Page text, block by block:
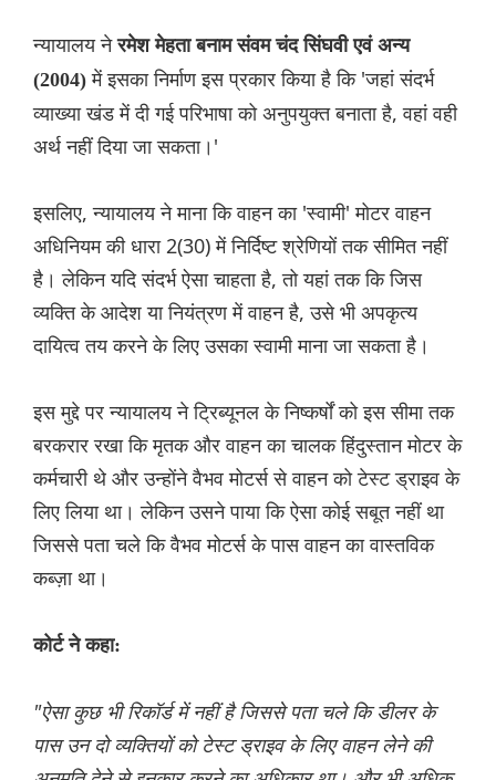
न्यायालय नेरमेश मेहता बनाम संवम चंद सिंघवी एवं अन्य
(2004)में इसका निर्माण इस प्रकार किया है कि 'जहां संदर्भ
व्याख्या खंड में दी गई परिभाषा को अनुपयुक्त बनाता है, वहां वही
अर्थ नहीं दिया जा सकता।'
इसलिए, न्यायालय ने माना कि वाहन का 'स्वामी' मोटर वाहन
अधिनियम की धारा 2(30) में निर्दिष्ट श्रेणियों तक सीमित नहीं
है। लेकिन यदि संदर्भ ऐसा चाहता है, तो यहां तक ​​कि जिस
व्यक्ति के आदेश या नियंत्रण में वाहन है, उसे भी अपकृत्य
दायित्व तय करने के लिए उसका स्वामी माना जा सकता है।
इस मुद्दे पर न्यायालय ने ट्रिब्यूनल के निष्कर्षों को इस सीमा तक
बरकरार रखा कि मृतक और वाहन का चालक हिंदुस्तान मोटर के
कर्मचारी थे और उन्होंने वैभव मोटर्स से वाहन को टेस्ट ड्राइव के
लिए लिया था। लेकिन उसने पाया कि ऐसा कोई सबूत नहीं था
जिससे पता चले कि वैभव मोटर्स के पास वाहन का वास्तविक
कब्ज़ा था।
कोर्ट ने कहा:
"ऐसा कुछ भी रिकॉर्ड में नहीं है जिससे पता चले कि डीलर के
पास उन दो व्यक्तियों को टेस्ट ड्राइव के लिए वाहन लेने की